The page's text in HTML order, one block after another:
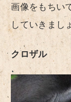
画像をもちい
していきまし
クロザル